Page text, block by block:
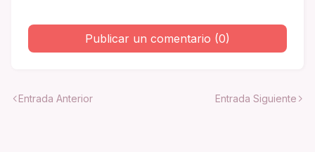
Publicar un comentario (0)
Entrada Anterior Entrada Siguiente